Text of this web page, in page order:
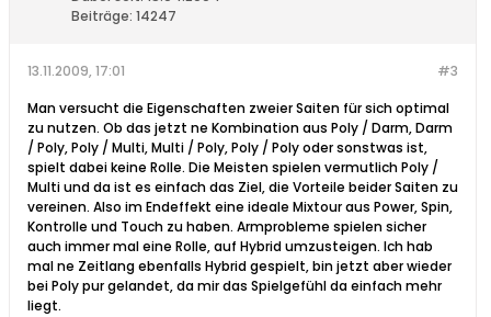
Beiträge: 14247
#3
13.11.2009, 17:01
Man versucht die Eigenschaften zweier Saiten für sich optimal
zu nutzen. Ob das jetzt ne Kombination aus Poly / Darm, Darm
/ Poly, Poly / Multi, Multi / Poly, Poly / Poly oder sonstwas ist,
spielt dabei keine Rolle. Die Meisten spielen vermutlich Poly /
Multi und da ist es einfach das Ziel, die Vorteile beider Saiten zu
vereinen. Also im Endeffekt eine ideale Mixtour aus Power, Spin,
Kontrolle und Touch zu haben. Armprobleme spielen sicher
auch immer mal eine Rolle, auf Hybrid umzusteigen. Ich hab
mal ne Zeitlang ebenfalls Hybrid gespielt, bin jetzt aber wieder
bei Poly pur gelandet, da mir das Spielgefühl da einfach mehr
liegt.